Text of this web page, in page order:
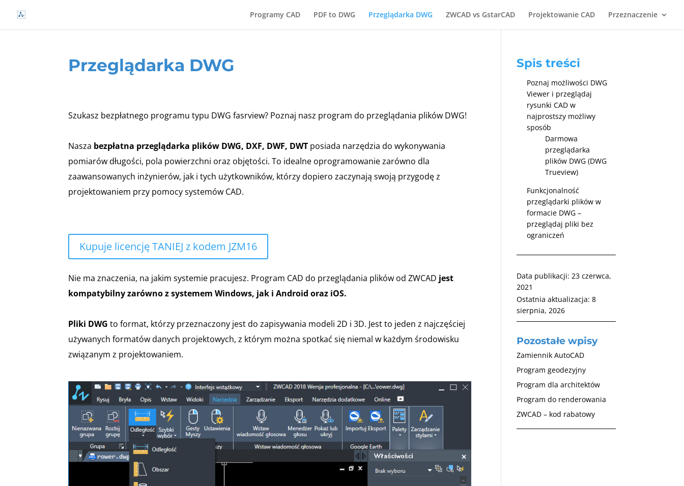
Programy CAD PDF to DWG Przeglądarka DWG ZWCAD vs GstarCAD Projektowanie CAD Przeznaczenie
Przeglądarka DWG
Szukasz bezpłatnego programu typu DWG fasrview? Poznaj nasz program do przeglądania plików DWG!
Nasza bezpłatna przeglądarka plików DWG, DXF, DWF, DWT posiada narzędzia do wykonywania
pomiarów długości, pola powierzchni oraz objętości. To idealne oprogramowanie zarówno dla
zaawansowanych inżynierów, jak i tych użytkowników, którzy dopiero zaczynają swoją przygodę z
projektowaniem przy pomocy systemów CAD.
Kupuje licencję TANIEJ z kodem JZM16
Nie ma znaczenia, na jakim systemie pracujesz. Program CAD do przeglądania plików od ZWCAD jest
kompatybilny zarówno z systemem Windows, jak i Android oraz iOS.
Pliki DWG to format, którzy przeznaczony jest do zapisywania modeli 2D i 3D. Jest to jeden z najczęściej
używanych formatów danych projektowych, z którym można spotkać się niemal w każdym środowisku
związanym z projektowaniem.
Spis treści
Poznaj możliwości DWG
Viewer i przeglądaj
rysunki CAD w
najprostszy możliwy
sposób
Darmowa
przeglądarka
plików DWG (DWG
Trueview)
Funkcjonalność
przeglądarki plików w
formacie DWG –
przeglądaj pliki bez
ograniczeń
Data publikacji:23 czerwca,
2021
Ostatnia aktualizacja:8
sierpnia, 2026
Pozostałe wpisy
Zamiennik AutoCAD
Program geodezyjny
Program dla architektów
Program do renderowania
ZWCAD – kod rabatowy